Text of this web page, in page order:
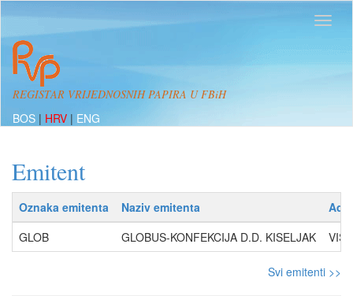
REGISTAR VRIJEDNOSNIH PAPIRA U FBiH
BOS | HRV | ENG
Emitent
Oznaka emitenta Naziv emitenta
GLOB
GLOBUS-KONFEKCIJA D.D. KISELJAK
Svi emitenti >>